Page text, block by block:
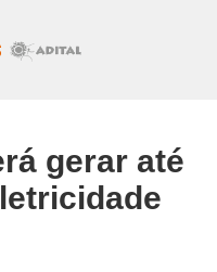
gerar até